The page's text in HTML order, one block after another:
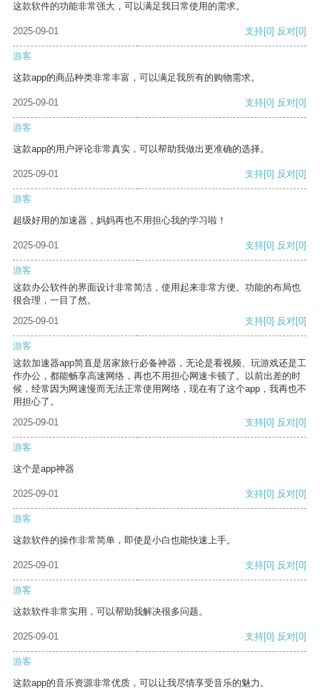
这款软件的功能非常强大，可以满足我日常使用的需求。
2025-09-01 支持[0] 反对[0]
游客
这款app的商品种类非常丰富，可以满足我所有的购物需求。
2025-09-01 支持[0] 反对[0]
游客
这款app的用户评论非常真实，可以帮助我做出更准确的选择。
2025-09-01 支持[0] 反对[0]
游客
超级好用的加速器，妈妈再也不用担心我的学习啦！
2025-09-01 支持[0] 反对[0]
游客
这款办公软件的界面设计非常简洁，使用起来非常方便。功能的布局也
很合理，一目了然。
2025-09-01
支持[0] 反对[0]
游客
这款加速器app简直是居家旅行必备神器，无论是看视频、玩游戏还是工
作办公，都能畅享高速网络，再也不用担心网速卡顿了。以前出差的时
候，经常因为网速慢而无法正常使用网络，现在有了这个app，我再也不
用担心了。
2025-09-01
支持[0] 反对[0]
游客
这个是app神器
2025-09-01 支持[0] 反对[0]
游客
这款软件的操作非常简单，即使是小白也能快速上手。
2025-09-01 支持[0] 反对[0]
游客
这款软件非常实用，可以帮助我解决很多问题。
2025-09-01 支持[0] 反对[0]
游客
这款app的音乐资源非常优质，可以让我尽情享受音乐的魅力。